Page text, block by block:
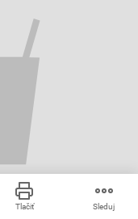
Tlačiť Sleduj